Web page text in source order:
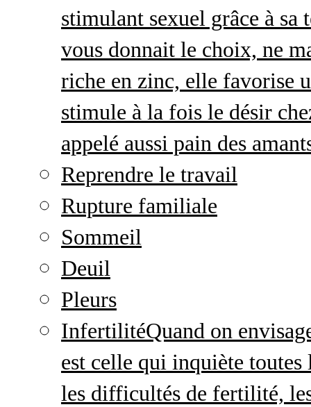
stimulant sexuel grâce à sa
vous donnait le choix, ne
riche en zinc, elle favorise
stimule à la fois le désir
appelé aussi pain des
Reprendre le travail
Rupture familiale
Sommeil
Deuil
Pleurs
InfertilitéQuand on
est celle qui inquiète
les difficultés de fertilité,